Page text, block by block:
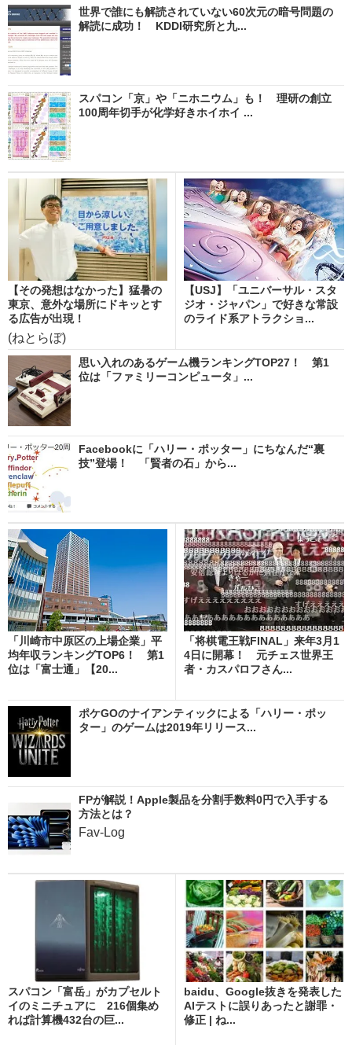
世界で誰にも解読されていない60次元の暗号問題の
解読に成功！ KDDI研究所と九...
スパコン「京」や「ニホニウム」も！ 理研の創立
100周年切手が化学好きホイホイ ...
【その発想はなかった】猛暑の
東京、意外な場所にドキッとす
る広告が出現！
(ねとらぼ)
【USJ】「ユニバーサル・スタ
ジオ・ジャパン」で好きな常設
のライド系アトラクショ...
思い入れのあるゲーム機ランキングTOP27！ 第1
位は「ファミリーコンピュータ」...
Facebookに「ハリー・ポッター」にちなんだ“裏
技”登場！ 「賢者の石」から...
「川崎市中原区の上場企業」平
均年収ランキングTOP6！ 第1
位は「富士通」【20...
「将棋電王戦FINAL」来年3月1
4日に開幕！ 元チェス世界王
者・カスパロフさん...
ポケGOのナイアンティックによる「ハリー・ポッ
ター」のゲームは2019年リリース...
FPが解説！Apple製品を分割手数料0円で入手する
方法とは？
Fav-Log
スパコン「富岳」がカプセルト
イのミニチュアに 216個集め
れば計算機432台の巨...
baidu、Google抜きを発表した
AIテストに誤りあったと謝罪・
修正 | ね...